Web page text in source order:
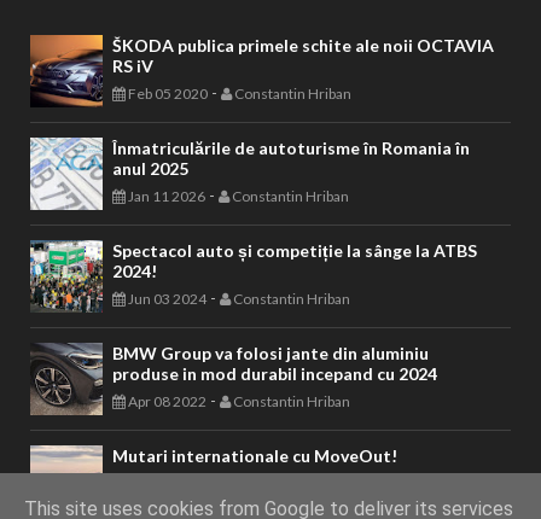
ŠKODA publica primele schite ale noii OCTAVIA
RS iV
Feb 05 2020 - Constantin Hriban
Înmatriculările de autoturisme în Romania în
anul 2025
Jan 11 2026 - Constantin Hriban
Spectacol auto și competiție la sânge la ATBS
2024!
Jun 03 2024- Constantin Hriban
BMW Group va folosi jante din aluminiu
produse in mod durabil incepand cu 2024
Apr 08 2022 - Constantin Hriban
Mutari internationale cu MoveOut!
This site uses cookies from Google to deliver its services